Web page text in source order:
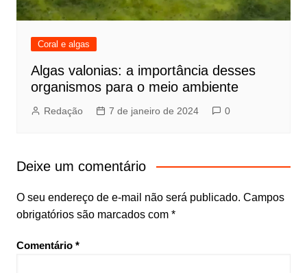
Coral e algas
Algas valonias: a importância desses
organismos para o meio ambiente
Redação 7 de janeiro de 2024 0
Deixe um comentário
O seu endereço de e-mail não será publicado. Campos
obrigatórios são marcados com *
Comentário *